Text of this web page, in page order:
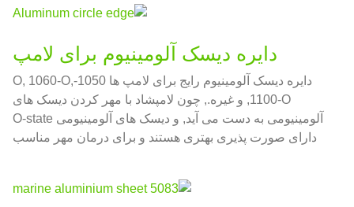
دایره دیسک آلومینیوم برای لامپ
دایره دیسک آلومینیوم رایج برای لامپ ها 1050-O, 1060-O,
1100-O, و غیره., چون لامپشاد با مهر کردن دیسک های
آلومینیومی به دست می آید, و دیسک های آلومینیومی O-state
دارای صورت پذیری بهتری هستند و برای درمان مهر مناسب